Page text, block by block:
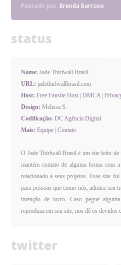
Postado por:Brenda Barroso
status
Nome:Jade Thirlwall Brasil
URL: jadethirlwallbrasil.com
Host: Free Fansite Host |DMCA|
Design: Melissa S.
Codificação: DC Agência Digital
Mais: Equipe |Contato
O Jade Thirlwall Brasil é um site feito de
mantém contato de alguma forma com
relacionado à seus projetos. Esse site
para pessoas que como nós, admira seu
intenção de lucro. Caso pegue
reproduza em seu site, nos dê os devidos
twitter